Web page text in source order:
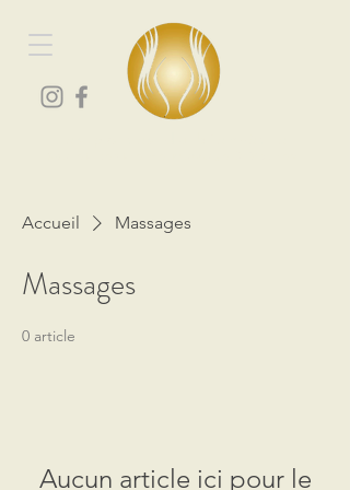
Accueil Massages
Massages
0 article
Aucun article ici pour le